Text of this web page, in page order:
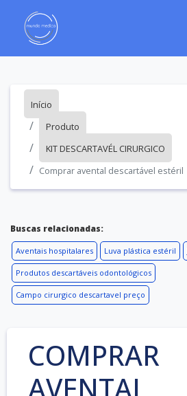
Início
Produto
KIT DESCARTAVÉL CIRURGICO
Comprar avental descartável estéril
Buscas relacionadas:
Aventais hospitalares Luva plástica estéril
Produtos descartáveis odontológicos
Campo cirurgico descartavel preço
COMPRAR
AVENTAL